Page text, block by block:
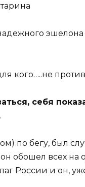
кого…..не
себя
по бегу, был
всех на
России и он,